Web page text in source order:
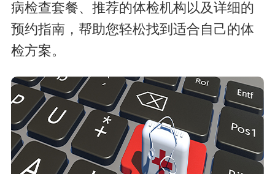
病检查套餐、推荐的体检机构以及详细的
预约指南，帮助您轻松找到适合自己的体
检方案。